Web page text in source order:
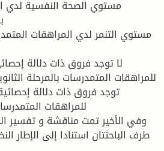
للمراهقات المتمدرسات بالمرحلة
للمراهقات
طرف الباحثتان استنادا إلى الإطار